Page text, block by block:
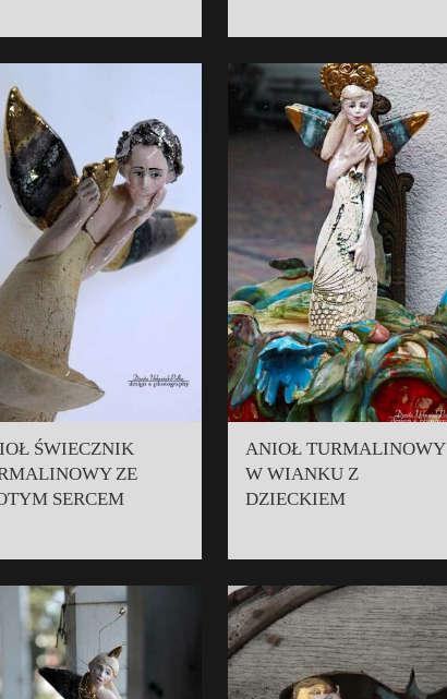
ŚWIECZNIK
ZE
SERCEM
ANIOŁ TURMALINOWY
W WIANKU Z
DZIECKIEM